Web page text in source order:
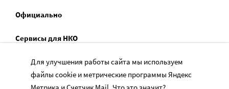
Официально
Сервисы для НКО
Спецпроекты
Социальное служение
Для улучшения работы сайта мы используем
файлы cookie и метрические программы Яндекс